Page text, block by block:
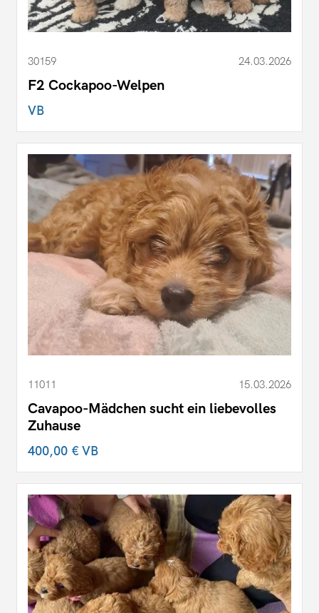
30159 24.03.2026
F2 Cockapoo-Welpen
VB
11011 15.03.2026
Cavapoo-Mädchen sucht ein liebevolles
Zuhause
400,00 €VB